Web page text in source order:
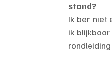
stand?
Ik ben niet
ik blijkbaar